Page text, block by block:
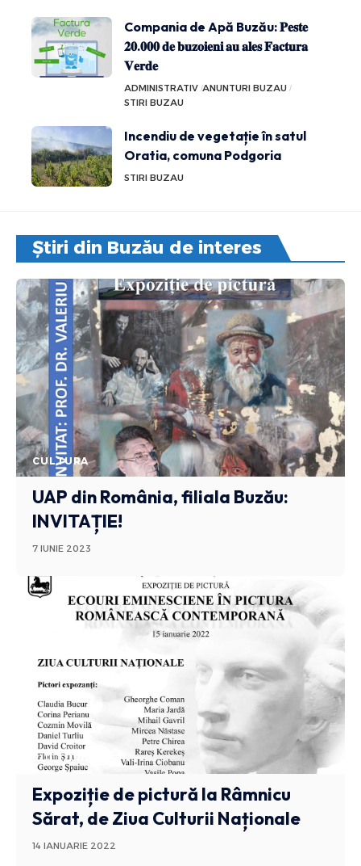
Compania de Apă Buzău: 𝐏𝐞𝐬𝐭𝐞
𝟐𝟎.𝟎𝟎𝟎 𝐝𝐞 𝐛𝐮𝐳𝐨𝐢𝐞𝐧𝐢 𝐚𝐮 𝐚𝐥𝐞𝐬 𝐅𝐚𝐜𝐭𝐮𝐫𝐚
𝐕𝐞𝐫𝐝𝐞
ADMINISTRATIV ANUNTURI BUZAU
STIRI BUZAU
Incendiu de vegetație în satul
Oratia, comuna Podgoria
STIRI BUZAU
Știri din Buzău de interes
CULTURA
UAP din România, filiala Buzău:
INVITAȚIE!
7 IUNIE 2023
CULTURA
Expoziție de pictură la Râmnicu
Sărat, de Ziua Culturii Naționale
14 IANUARIE 2022